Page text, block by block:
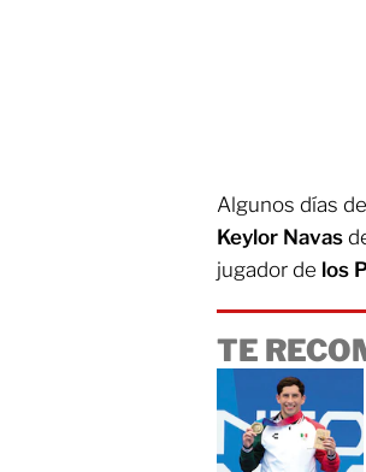
Algunos días
Keylor Navas
jugador de los
TE